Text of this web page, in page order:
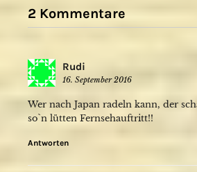
2 Kommentare
Rudi
16. September 2016
Wer nach Japan radeln kann, der
so`n lütten Fernsehauftritt!!
Antworten